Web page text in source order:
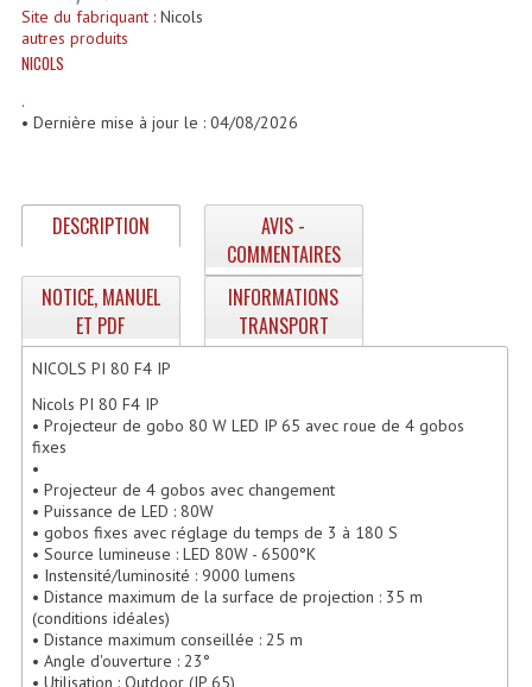
Enceinte Nomade Bluetooth
Enceintes Autonomes Portables Amplifiées
Enceintes Monitoring
Haut-Parleurs Moteurs Tweeters Filtres
Filtres Passifs
Moteurs Pavillons Pour Enceinte
Tweeters Pour Enceintes
Lecteurs Audio & Sources
Platines Disque Vinyles
Site du fabriquant :Nicols
autres produits
NICOLS
.
• Dernière mise à jour le : 04/08/2026
DESCRIPTION
AVIS -
COMMENTAIRES
NOTICE, MANUEL
ET PDF
INFORMATIONS
TRANSPORT
NICOLS PI 80 F4 IP
Nicols PI 80 F4 IP
• Projecteur de gobo 80 W LED IP 65 avec roue de 4 gobos
fixes
•
• Projecteur de 4 gobos avec changement
• Puissance de LED : 80W
• gobos fixes avec réglage du temps de 3 à 180 S
• Source lumineuse : LED 80W - 6500°K
• Instensité/luminosité : 9000 lumens
• Distance maximum de la surface de projection : 35 m
(conditions idéales)
• Distance maximum conseillée : 25 m
• Angle d'ouverture : 23°
• Utilisation : Outdoor (IP 65)